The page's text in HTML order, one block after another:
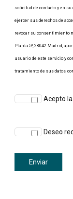
solicitud de contacto y en
ejercer sus derechos de
revocar su consentimiento
Planta 5º, 28042 Madrid,
usuario de este servicio y
tratamiento de sus datos,
Acepto la
Deseo